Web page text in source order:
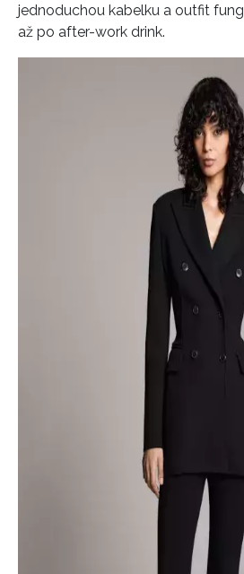
jednoduchou kabelku a outfit
až po after-work drink.